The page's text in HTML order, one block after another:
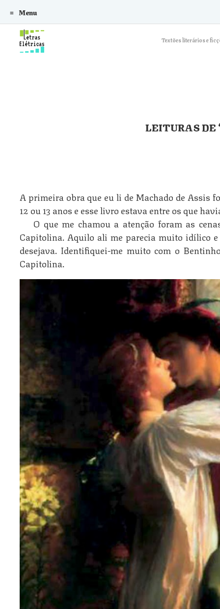
Textões literários e
Menu
Skip to content
LEITURAS DE
A primeira obra que eu li de Machado de Assis
12 ou 13 anos e esse livro estava entre os que
O que me chamou a atenção foram as
Capitolina. Aquilo ali me parecia muito idílico
desejava. Identifiquei-me muito com o
Capitolina.